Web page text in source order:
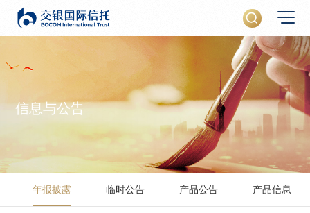
信息与公告
年报披露 临时公告 产品公告 产品信息